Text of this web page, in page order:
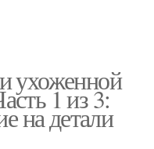
ухоженной
1 из 3:
на детали